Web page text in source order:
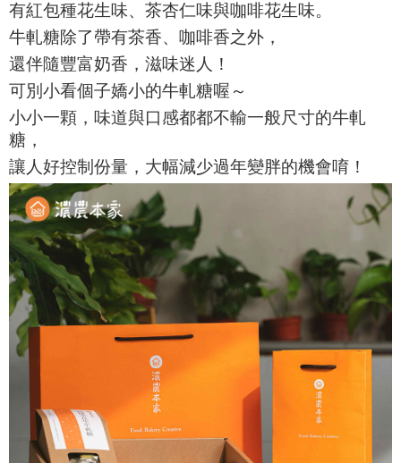
有紅包種花生味、 茶杏仁味與咖啡花生味。
牛軋糖除了帶有茶香、咖啡香之外，
還伴隨豐富奶香，滋味迷人！
可別小看個子嬌小的牛軋糖喔～
小小一顆，味道與口感都都不輸一般尺寸的牛軋
糖，
讓人好控制份量，大幅減少過年變胖的機會唷！